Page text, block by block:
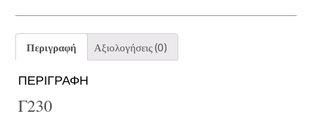
Περιγραφή Αξιολογήσεις (0)
ΠΕΡΙΓΡΑΦΉ
Γ230